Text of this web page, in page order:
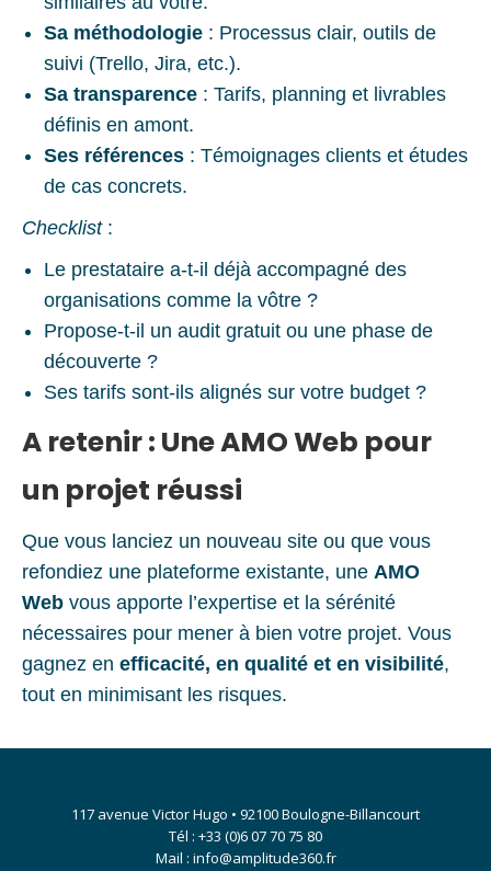
Sa méthodologie : Processus clair, outils de
suivi (Trello, Jira, etc.).
Sa transparence : Tarifs, planning et livrables
définis en amont.
Ses références : Témoignages clients et études
de cas concrets.
Checklist:
Le prestataire a-t-il déjà accompagné des
organisations comme la vôtre ?
Propose-t-il un audit gratuit ou une phase de
découverte ?
Ses tarifs sont-ils alignés sur votre budget ?
A retenir : Une AMO Web pour
un projet réussi
Que vous lanciez un nouveau site ou que vous
refondiez une plateforme existante, une AMO
Web vous apporte l’expertise et la sérénité
nécessaires pour mener à bien votre projet. Vous
gagnez en efficacité, en qualité et en visibilité,
tout en minimisant les risques.
117 avenue Victor Hugo • 92100 Boulogne-Billancourt
Tél : +33 (0)6 07 70 75 80
Mail : info@amplitude360.fr